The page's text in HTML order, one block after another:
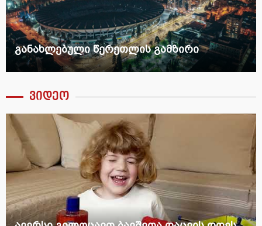
განახლებული წერეთლის გამზირი
ვიდეო